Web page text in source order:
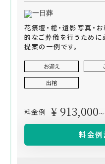
花祭壇・棺・遺影写真・
的なご葬儀を行うために
提案の一例です。
お迎え
出棺
料金例 ¥ 913,000～
料金例